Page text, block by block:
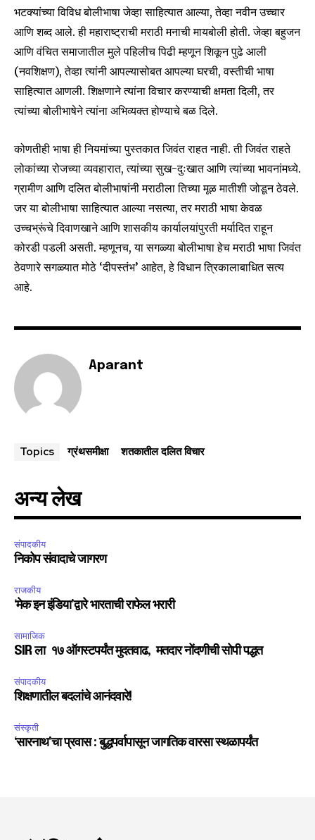
भटक्यांच्या विविध बोलीभाषा जेव्हा साहित्यात आल्या, तेव्हा नवीन उच्चार
आणि शब्द आले. ही महाराष्ट्राची मराठी मनाची मायबोली होती. जेव्हा बहुजन
आणि वंचित समाजातील मुले पहिलीच पिढी म्हणून शिकून पुढे आली
(नवशिक्षण), तेव्हा त्यांनी आपल्यासोबत आपल्या घरची, वस्तीची भाषा
साहित्यात आणली. शिक्षणाने त्यांना विचार करण्याची क्षमता दिली, तर
त्यांच्या बोलीभाषेने त्यांना अभिव्यक्त होण्याचे बळ दिले.
कोणतीही भाषा ही नियमांच्या पुस्तकात जिवंत राहत नाही. ती जिवंत राहते
लोकांच्या रोजच्या व्यवहारात, त्यांच्या सुख-दुःखात आणि त्यांच्या भावनांमध्ये.
ग्रामीण आणि दलित बोलीभाषांनी मराठीला तिच्या मूळ मातीशी जोडून ठेवले.
जर या बोलीभाषा साहित्यात आल्या नसत्या, तर मराठी भाषा केवळ
उच्चभ्रूंचे दिवाणखाने आणि शासकीय कार्यालयांपुरती मर्यादित राहून
कोरडी पडली असती. म्हणूनच, या सगळ्या बोलीभाषा हेच मराठी भाषा जिवंत
ठेवणारे सगळ्यात मोठे ‘दीपस्तंभ’ आहेत, हे विधान त्रिकालाबाधित सत्य
आहे.
Aparant
Topics ग्रंथसमीक्षा शतकातील दलित विचार
अन्य लेख
संपादकीय
निकोप संवादाचे जागरण
राजकीय
‘मेक इन इंडिया’द्वारे भारताची राफेल भरारी
सामाजिक
SIR ला १७ ऑगस्टपर्यंत मुदतवाढ, मतदार नोंदणीची सोपी पद्धत
संपादकीय
शिक्षणातील बदलांचे आनंदवारे!
संस्कृती
‘सारनाथ’चा प्रवास : बुद्धपर्वापासून जागतिक वारसा स्थळापर्यंत